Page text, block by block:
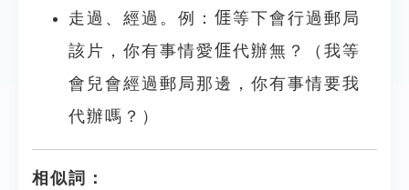
走過、經過。例：𠊎等下會行過郵局
該片，你有事情愛𠊎代辦無？（我等
會兒會經過郵局那邊，你有事情要我
代辦嗎？）
相似詞：